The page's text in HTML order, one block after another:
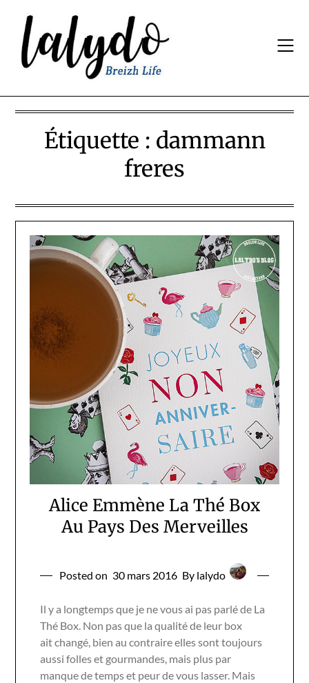
content
Étiquette : dammann
freres
Alice Emmène La Thé Box
Au Pays Des Merveilles
Posted on 30 mars 2016 By lalydo
Il y a longtemps que je ne vous ai pas parlé de La
Thé Box. Non pas que la qualité de leur box
ait changé, bien au contraire elles sont toujours
aussi folles et gourmandes, mais plus par
manque de temps et peur de vous lasser. Mais